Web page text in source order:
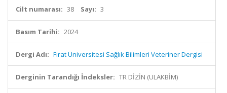
Cilt numarası: 38 Sayı: 3
Basım Tarihi: 2024
Dergi Adı: Fırat Üniversitesi Sağlık Bilimleri Veteriner Dergisi
Derginin Tarandığı İndeksler: TR DİZİN (ULAKBİM)